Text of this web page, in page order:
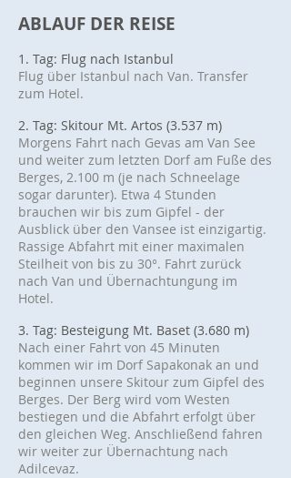
ABLAUF DER REISE
1. Tag: Flug nach Istanbul
Flug über Istanbul nach Van. Transfer
zum Hotel.
2. Tag: Skitour Mt. Artos (3.537 m)
Morgens Fahrt nach Gevas am Van See
und weiter zum letzten Dorf am Fuße des
Berges, 2.100 m (je nach Schneelage
sogar darunter). Etwa 4 Stunden
brauchen wir bis zum Gipfel - der
Ausblick über den Vansee ist einzigartig.
Rassige Abfahrt mit einer maximalen
Steilheit von bis zu 30°. Fahrt zurück
nach Van und Übernachtungung im
Hotel.
3. Tag: Besteigung Mt. Baset (3.680 m)
Nach einer Fahrt von 45 Minuten
kommen wir im Dorf Sapakonak an und
beginnen unsere Skitour zum Gipfel des
Berges. Der Berg wird vom Westen
bestiegen und die Abfahrt erfolgt über
den gleichen Weg. Anschließend fahren
wir weiter zur Übernachtung nach
Adilcevaz.